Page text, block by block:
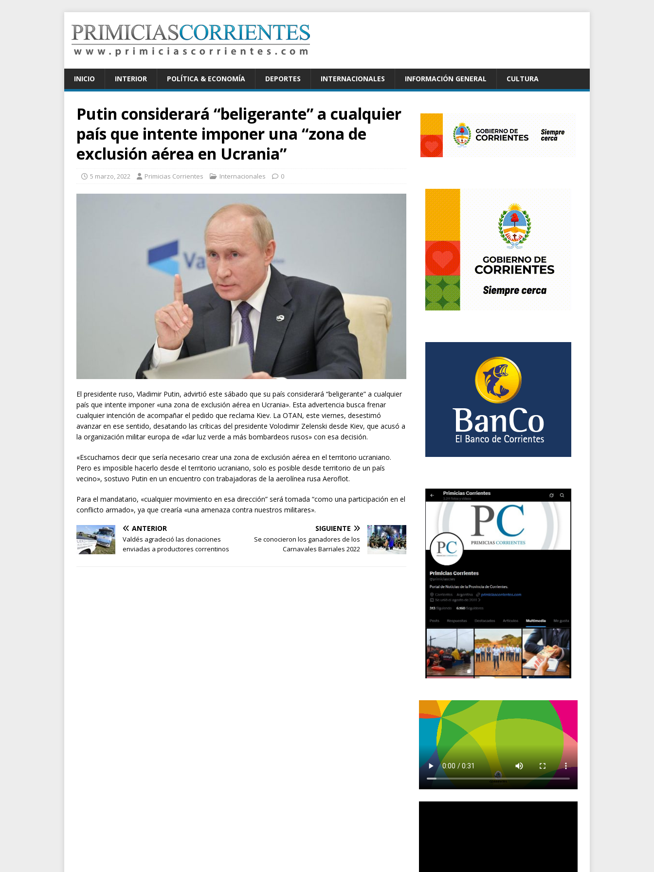
INICIO INTERIOR POLÍTICA & ECONOMÍA DEPORTES INTERNACIONALES INFORMACIÓN GENERAL CULTURA
Putin considerará “beligerante” a cualquier
país que intente imponer una “zona de
exclusión aérea en Ucrania”
5 marzo, 2022 Primicias Corrientes Internacionales 0
El presidente ruso, Vladimir Putin, advirtió este sábado que su país considerará “beligerante” a cualquier
país que intente imponer «una zona de exclusión aérea en Ucrania». Esta advertencia busca frenar
cualquier intención de acompañar el pedido que reclama Kiev. La OTAN, este viernes, desestimó
avanzar en ese sentido, desatando las críticas del presidente Volodimir Zelenski desde Kiev, que acusó a
la organización militar europa de «dar luz verde a más bombardeos rusos» con esa decisión.
«Escuchamos decir que sería necesario crear una zona de exclusión aérea en el territorio ucraniano.
Pero es imposible hacerlo desde el territorio ucraniano, solo es posible desde territorio de un país
vecino», sostuvo Putin en un encuentro con trabajadoras de la aerolínea rusa Aeroflot.
Para el mandatario, «cualquier movimiento en esa dirección” será tomada “como una participación en el
conflicto armado», ya que crearía «una amenaza contra nuestros militares».
ANTERIOR
Valdés agradeció las donaciones
enviadas a productores correntinos
SIGUIENTE
Se conocieron los ganadores de los
Carnavales Barriales 2022